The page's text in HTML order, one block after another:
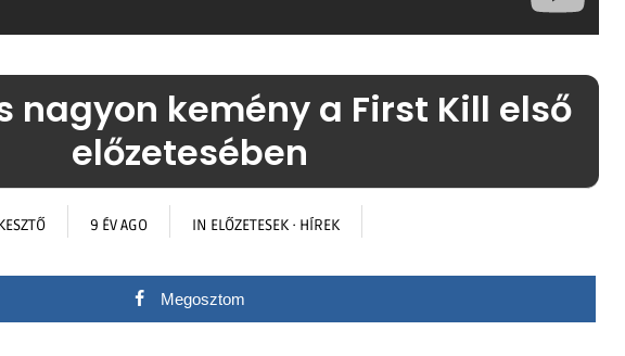
nagyon kemény a First Kill első
előzetesében
9 ÉV AGO IN ELŐZETESEK · HÍREK
Megosztom